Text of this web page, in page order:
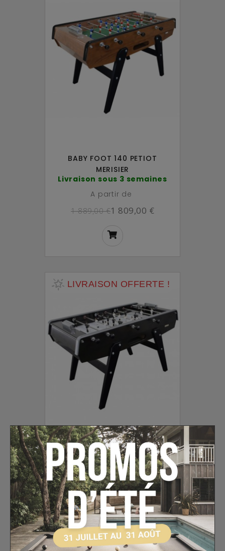
BABY FOOT 140 PETIOT
MERISIER
Livraison sous 3 semaines
A partir de
1 889,00 €1 809,00 €
LIVRAISON OFFERTE !
BABY FOOT 140 PETIOT
NOIR TEINTÉ
Livraison sous 3 semaines
A partir de
1 889,00 €1 809,00 €